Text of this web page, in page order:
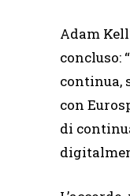
Adam
concluso:
continua,
con
di